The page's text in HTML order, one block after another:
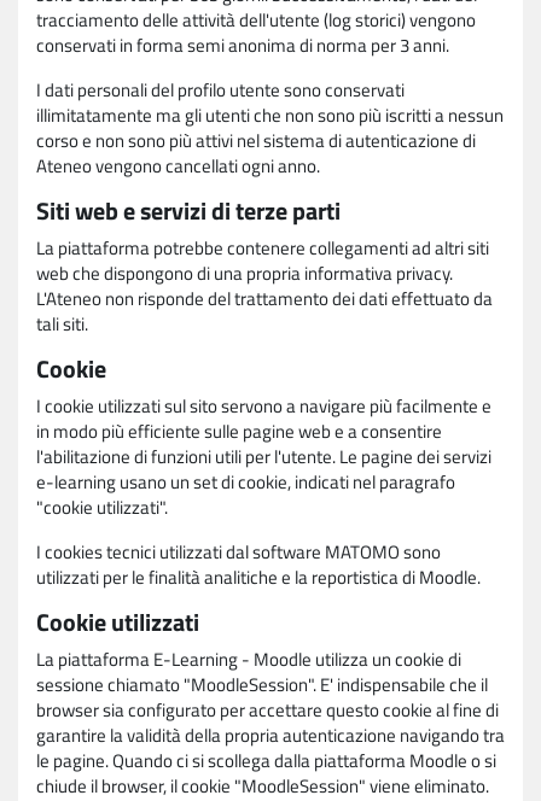
tracciamento delle attività dell'utente (log storici) vengono
conservati in forma semi anonima di norma per 3 anni.
I dati personali del profilo utente sono conservati
illimitatamente ma gli utenti che non sono più iscritti a nessun
corso e non sono più attivi nel sistema di autenticazione di
Ateneo vengono cancellati ogni anno.
Siti web e servizi di terze parti
La piattaforma potrebbe contenere collegamenti ad altri siti
web che dispongono di una propria informativa privacy.
L'Ateneo non risponde del trattamento dei dati effettuato da
tali siti.
Cookie
I cookie utilizzati sul sito servono a navigare più facilmente e
in modo più efficiente sulle pagine web e a consentire
l'abilitazione di funzioni utili per l'utente. Le pagine dei servizi
e-learning usano un set di cookie, indicati nel paragrafo
"cookie utilizzati".
I cookies tecnici utilizzati dal software MATOMO sono
utilizzati per le finalità analitiche e la reportistica di Moodle.
Cookie utilizzati
La piattaforma E-Learning - Moodle utilizza un cookie di
sessione chiamato "MoodleSession". E' indispensabile che il
browser sia configurato per accettare questo cookie al fine di
garantire la validità della propria autenticazione navigando tra
le pagine. Quando ci si scollega dalla piattaforma Moodle o si
chiude il browser, il cookie "MoodleSession" viene eliminato.